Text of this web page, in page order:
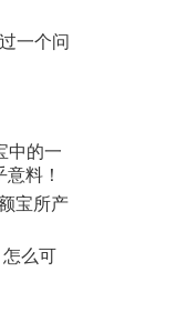
一个问
中的一
料！
宝所产
怎么可